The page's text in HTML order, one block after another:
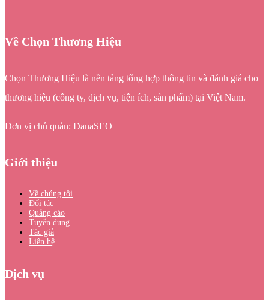
Về Chọn Thương Hiệu
Chọn Thương Hiệu là nền tảng tổng hợp thông tin và đánh giá cho
thương hiệu (công ty, dịch vụ, tiện ích, sản phẩm) tại Việt Nam.
Đơn vị chủ quản: DanaSEO
Giới thiệu
Về chúng tôi
Đối tác
Quảng cáo
Tuyển dụng
Tác giả
Liên hệ
Dịch vụ